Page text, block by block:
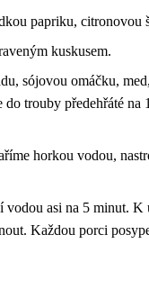
papriku,
kuskusem.
sójovou omáčku,
trouby předehřáté
horkou vodou,
asi na 5 minut.
Každou porci